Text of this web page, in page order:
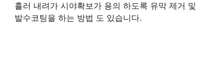
흘러 내려가 시야확보가 용의 하도록 유막 제거 및
발수코팅을 하는 방법 도 있습니다.